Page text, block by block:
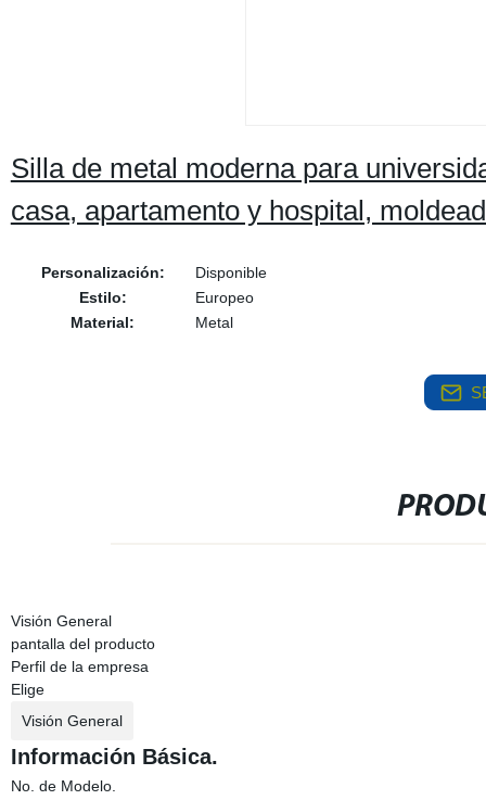
Silla de metal moderna para
casa, apartamento y hospital,
Personalización:
Disponible
Estilo:
Europeo
Material:
Metal
Visión General
pantalla del producto
Perfil de la empresa
Elige
Visión General
Información Básica.
No. de Modelo.